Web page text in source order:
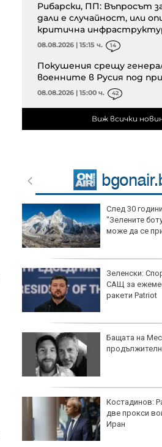
Рибарски, ПП: Въпросът
дали е случайност, или
критична
08.08.2026 | 15:15 ч. 14
Покушения срещу
военните в Русия под
08.08.2026 | 15:00 ч. 42
Виж всички
След 30
"Зелените
може да се
Зеленски:
САЩ за
ракети Patriot
Бащата на
Костадинов:
две прокси
Иран